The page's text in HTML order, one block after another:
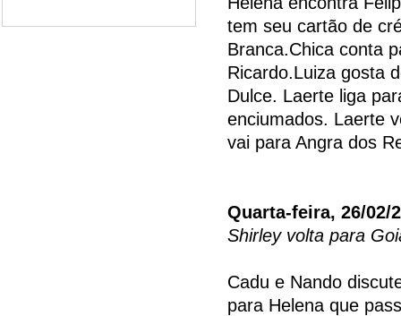
tem seu cartão de
Branca.Chica conta
Ricardo.Luiza gosta
Dulce. Laerte liga
enciumados. Laerte
vai para Angra dos
Quarta-feira, 26/02/
Shirley volta para
Cadu e Nando
para Helena que